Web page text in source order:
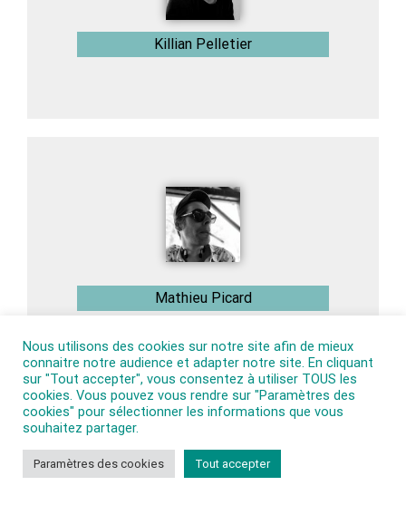
Killian Pelletier
Mathieu Picard
Nous utilisons des cookies sur notre site afin de mieux
connaitre notre audience et adapter notre site. En cliquant
sur "Tout accepter", vous consentez à utiliser TOUS les
cookies. Vous pouvez vous rendre sur "Paramètres des
cookies" pour sélectionner les informations que vous
souhaitez partager.
Paramètres des cookies Tout accepter